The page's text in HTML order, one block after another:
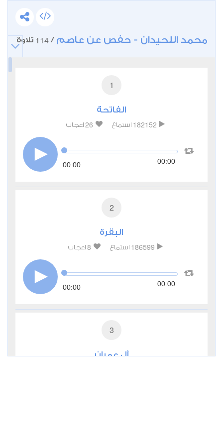
محمد اللحيدان - حفص عن عاصم /
114 تلاوة
1
الفاتحة
182152 استماع 26 اعجاب
00:00 00:00
2
البقرة
186599 استماع 8 اعجاب
00:00 00:00
3
آل عمران